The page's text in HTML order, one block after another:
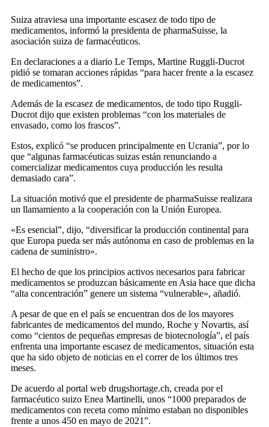
Suiza atraviesa una importante escasez de todo tipo de
medicamentos, informó la presidenta de pharmaSuisse, la
asociación suiza de farmacéuticos.
En declaraciones a a diario Le Temps, Martine Ruggli-Ducrot
pidió se tomaran acciones rápidas “para hacer frente a la escasez
de medicamentos”.
Además de la escasez de medicamentos, de todo tipo Ruggli-
Ducrot dijo que existen problemas “con los materiales de
envasado, como los frascos”.
Estos, explicó “se producen principalmente en Ucrania”, por lo
que “algunas farmacéuticas suizas están renunciando a
comercializar medicamentos cuya producción les resulta
demasiado cara”.
La situación motivó que el presidente de pharmaSuisse realizara
un llamamiento a la cooperación con la Unión Europea.
«Es esencial”, dijo, “diversificar la producción continental para
que Europa pueda ser más autónoma en caso de problemas en la
cadena de suministro».
El hecho de que los principios activos necesarios para fabricar
medicamentos se produzcan básicamente en Asia hace que dicha
“alta concentración” genere un sistema “vulnerable», añadió.
A pesar de que en el país se encuentran dos de los mayores
fabricantes de medicamentos del mundo, Roche y Novartis, así
como “cientos de pequeñas empresas de biotecnología”, el país
enfrenta una importante escasez de medicamentos, situación esta
que ha sido objeto de noticias en el correr de los últimos tres
meses.
De acuerdo al portal web drugshortage.ch, creada por el
farmacéutico suizo Enea Martinelli, unos “1000 preparados de
medicamentos con receta como mínimo estaban no disponibles
frente a unos 450 en mayo de 2021”.